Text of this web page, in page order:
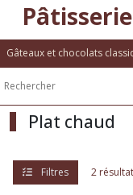
Plat chaud
Filtres 2
Traiteur
Carte
snacking
Sandwich
(1)
Plat